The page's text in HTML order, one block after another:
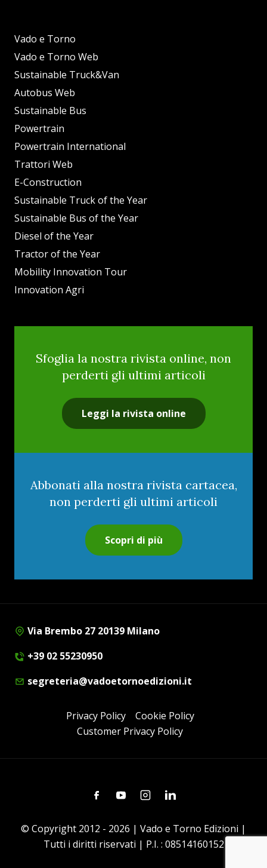
Vado e Torno
Vado e Torno Web
Sustainable Truck&Van
Autobus Web
Sustainable Bus
Powertrain
Powertrain International
Trattori Web
E-Construction
Sustainable Truck of the Year
Sustainable Bus of the Year
Diesel of the Year
Tractor of the Year
Mobility Innovation Tour
Innovation Agri
Sfoglia la nostra rivista online, non
perderti gli ultimi articoli
Leggi la rivista online
Abbonati alla nostra rivista cartacea,
non perderti gli ultimi articoli
Scopri di più
Via Brembo 27 20139 Milano
+39 02 55230950
segreteria@vadoetornoedizioni.it
Privacy Policy
Cookie Policy
Customer Privacy Policy
FacebookYoutubeInstagramLinkedin
© Copyright 2012 - 2026 | Vado e Torno Edizioni |
Tutti i diritti riservati | P.I. : 08514160152